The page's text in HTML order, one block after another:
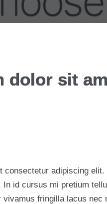
dolor sit
consectetur adipiscing
id cursus mi pretium
vivamus fringilla lacus